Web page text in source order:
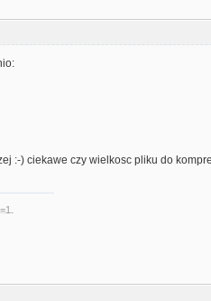
:-) ciekawe czy wielkosc pliku do